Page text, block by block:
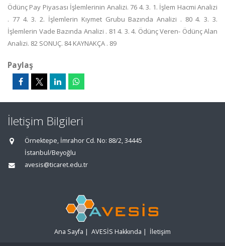
Ödünç Pay Piyasası İşlemlerinin Analizi. 76 4. 3. 1. İşlem Hacmi Analizi
. 77 4. 3. 2. İşlemlerin Kıymet Grubu Bazında Analizi . 80 4. 3. 3.
İşlemlerin Vade Bazında Analizi . 81 4. 3. 4. Ödünç Veren- Ödünç Alan
Analizi. 82 SONUÇ. 84 KAYNAKÇA . 89
Paylaş
İletişim Bilgileri
Örnektepe, İmrahor Cd. No: 88/2, 34445
İstanbul/Beyoğlu
avesis@ticaret.edu.tr
Ana Sayfa | AVESİS Hakkında | İletişim